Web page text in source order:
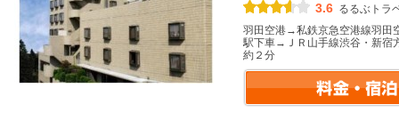
3.6 るるぶトラ
羽田空港→私鉄京急空港線羽田
駅下車→ＪＲ山手線渋谷・新宿
約２分